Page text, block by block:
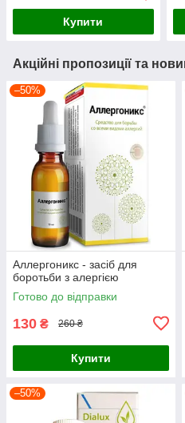
Купити
Акційні пропозиції та
–50%
Аллергоникс - засіб для
боротьби з алергією
Готово до відправки
130 ₴ 260 ₴
Купити
–50%